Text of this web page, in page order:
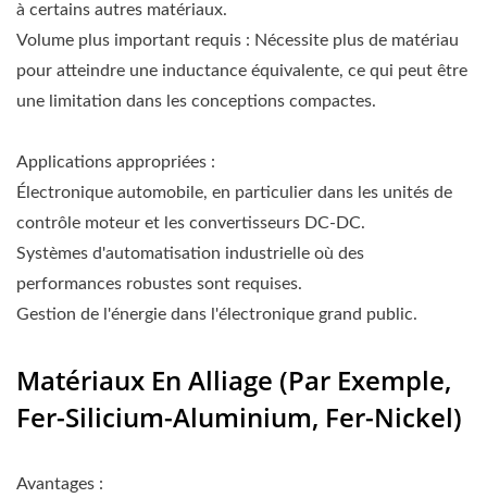
à certains autres matériaux.
Volume plus important requis : Nécessite plus de matériau
pour atteindre une inductance équivalente, ce qui peut être
une limitation dans les conceptions compactes.
Applications appropriées :
Électronique automobile, en particulier dans les unités de
contrôle moteur et les convertisseurs DC-DC.
Systèmes d'automatisation industrielle où des
performances robustes sont requises.
Gestion de l'énergie dans l'électronique grand public.
Matériaux En Alliage (par Exemple,
Fer-Silicium-Aluminium, Fer-Nickel)
Avantages :